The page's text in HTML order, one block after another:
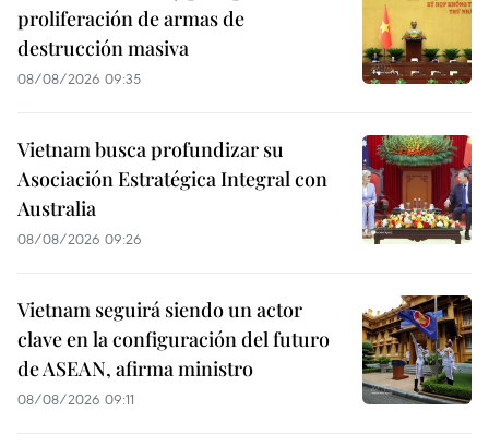
proliferación de armas de
destrucción masiva
08/08/2026 09:35
Vietnam busca profundizar su
Asociación Estratégica Integral con
Australia
08/08/2026 09:26
Vietnam seguirá siendo un actor
clave en la configuración del futuro
de ASEAN, afirma ministro
08/08/2026 09:11